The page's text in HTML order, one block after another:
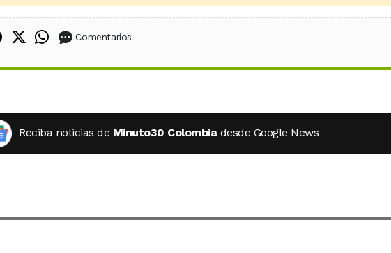
Compartir en Facebook
Compartir en X (Twitter)
Compartir en WhatsApp
Comentarios
Reciba noticias de Minuto30 Colombia desde Google News